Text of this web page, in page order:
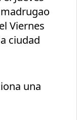
Viernes
ciudad
una